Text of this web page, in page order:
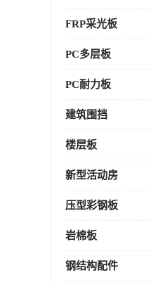
FRP采光板
PC多层板
PC耐力板
建筑围挡
楼层板
新型活动房
压型彩钢板
岩棉板
钢结构配件